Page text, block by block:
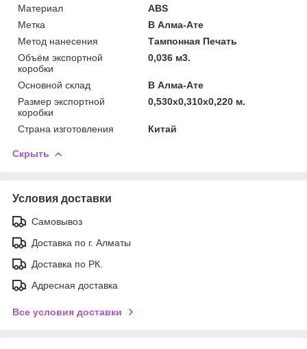
Материал
ABS
Метка
В Алма-Ате
Метод нанесения
Тампонная Печать
Объём экспортной
коробки
0,036 м3.
Основной склад
В Алма-Ате
Размер экспортной
коробки
0,530x0,310x0,220 м.
Страна изготовления Китай
Скрыть
Условия доставки
Самовывоз
Доставка по г. Алматы
Доставка по РК.
Адресная доставка
Все условия доставки